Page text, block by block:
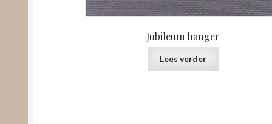
Jubileum hanger
Lees verder